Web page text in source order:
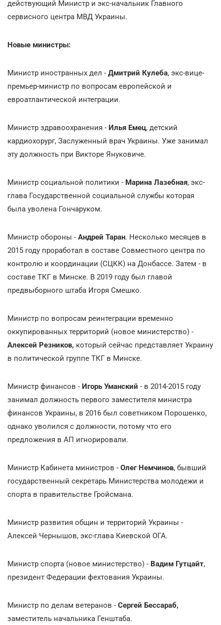
действующий Министр и экс-начальник Главного
сервисного центра МВД Украины.
Новые министры:
Министр иностранных дел - Дмитрий Кулеба, экс-вице-
премьер-министр по вопросам европейской и
евроатлантической интеграции.
Министр здравоохранения - Илья Емец, детский
кардиохорург, Заслуженный врач Украины. Уже занимал
эту должность при Викторе Януковиче.
Министр социальной политики - Марина Лазебная, экс-
глава Государственной социальной службы которая
была уволена Гончаруком.
Министр обороны - Андрей Таран. Несколько месяцев в
2015 году проработал в составе Совместного центра по
контролю и координации (СЦКК) на Донбассе. Затем - в
составе ТКГ в Минске. В 2019 году был главой
предвыборного штаба Игоря Смешко.
Министр по вопросам реинтеграции временно
оккупированных территорий (новое министерство) -
Алексей Резников, который сейчас представляет Украину
в политической группе ТКГ в Минске.
Министр финансов - Игорь Уманский - в 2014-2015 году
занимал должность первого заместителя министра
финансов Украины, в 2016 был советником Порошенко,
однако уволился с должности, потому что его
предложения в АП игнорировали.
Министр Кабинета министров - Олег Немчинов, бывший
государственный секретарь Министерства молодежи и
спорта в правительстве Гройсмана.
Министр развития общин и территорий Украины -
Алексей Чернышов, экс-глава Киевской ОГА.
Министр спорта (новое министерство) - Вадим Гутцайт,
президент Федерации фехтования Украины.
Министр по делам ветеранов - Сергей Бессараб,
заместитель начальника Генштаба.